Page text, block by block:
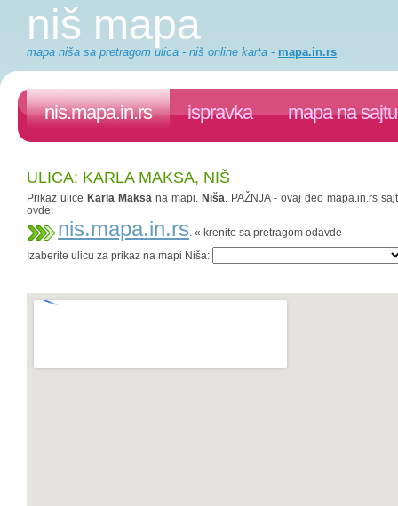
niš mapa
mapa niša sa pretragom ulica - niš online karta - mapa.in.rs
nis.mapa.in.rs ispravka mapa na sajtu
ULICA: KARLA MAKSA, NIŠ
Prikaz ulice Karla Maksa na mapi. Niša. PAŽNJA - ovaj deo mapa.in.rs
ovde:
nis.mapa.in.rs. « krenite sa pretragom odavde
Izaberite ulicu za prikaz na mapi Niša: